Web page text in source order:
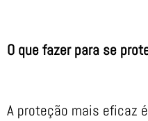
O que fazer para se
A proteção mais eficaz